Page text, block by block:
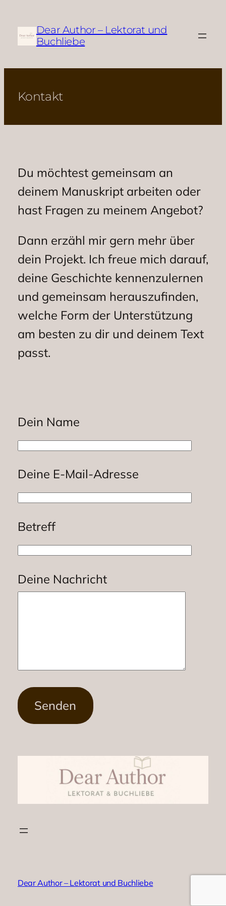
springen Dear Author – Lektorat und
Buchliebe
Kontakt
Du möchtest gemeinsam an
deinem Manuskript arbeiten oder
hast Fragen zu meinem Angebot?
Dann erzähl mir gern mehr über
dein Projekt. Ich freue mich darauf,
deine Geschichte kennenzulernen
und gemeinsam herauszufinden,
welche Form der Unterstützung
am besten zu dir und deinem Text
passt.
Dein Name
Deine E-Mail-Adresse
Betreff
Deine Nachricht
Dear Author – Lektorat und Buchliebe